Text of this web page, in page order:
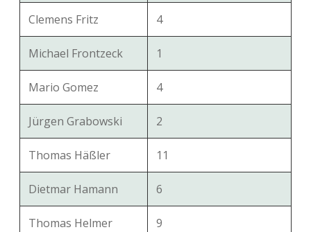
Clemens Fritz 4
Michael Frontzeck 1
Mario Gomez 4
Jürgen Grabowski 2
Thomas Häßler 11
Dietmar Hamann 6
Thomas Helmer 9